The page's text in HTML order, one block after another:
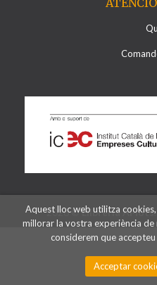
2026 ©Llibreria Al·lots
Aquest lloc web utilitza
millorar la vostra experiència de
considerem que accepteu
Acceptar